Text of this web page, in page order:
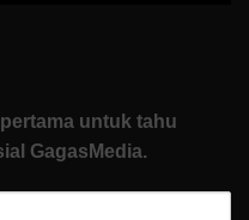
untuk tahu
GagasMedia.